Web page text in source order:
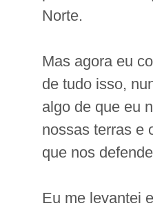
Norte.
Mas agora eu
de tudo isso,
algo de que eu
nossas terras e
que nos
Eu me levantei